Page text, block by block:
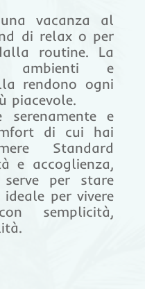
vacanza al
di relax o per
routine. La
ambienti e
rendono ogni
piacevole.
e
di cui hai
Standard
e accoglienza,
per stare
per vivere
semplicità,